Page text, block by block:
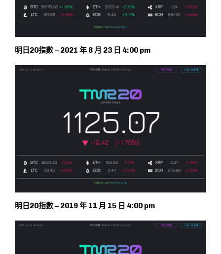
明日20指數 – 2021 年 8 月 23 日 4:00 pm
明日20指數 – 2019 年 11 月 15 日 4:00 pm